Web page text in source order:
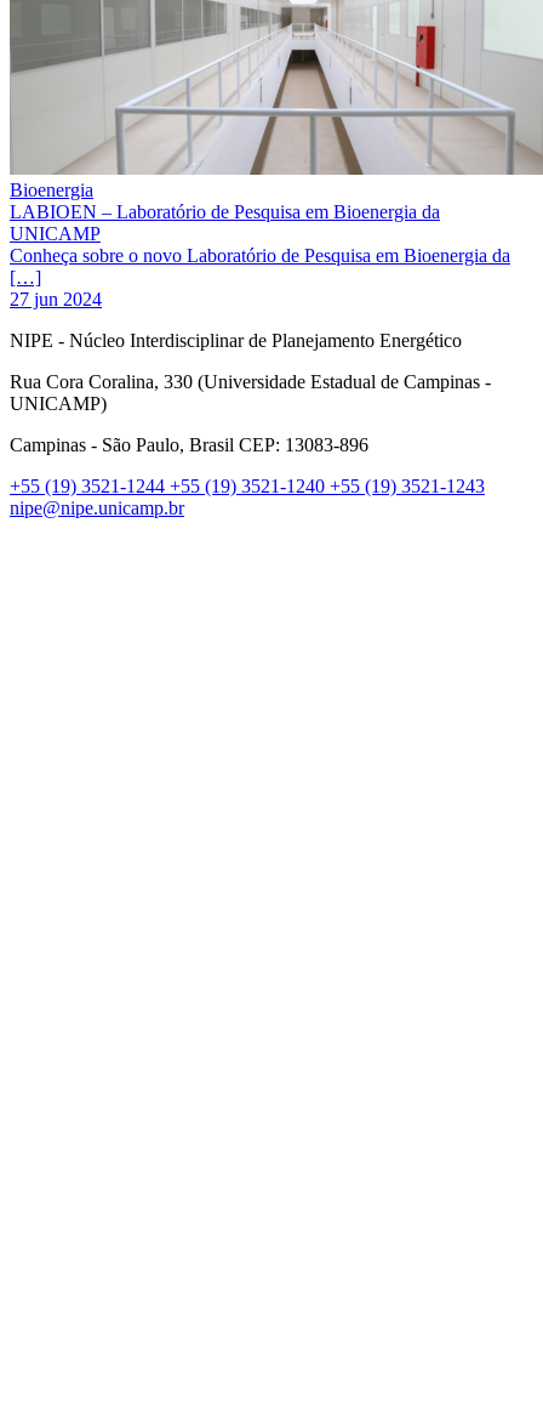
Bioenergia
LABIOEN – Laboratório de Pesquisa em Bioenergia da
UNICAMP
Conheça sobre o novo Laboratório de Pesquisa em Bioenergia da
[…]
27 jun 2024
NIPE - Núcleo Interdisciplinar de Planejamento Energético
Rua Cora Coralina, 330 (Universidade Estadual de Campinas -
UNICAMP)
Campinas - São Paulo, Brasil CEP: 13083-896
+55 (19) 3521-1244 +55 (19) 3521-1240 +55 (19) 3521-1243
nipe@nipe.unicamp.br